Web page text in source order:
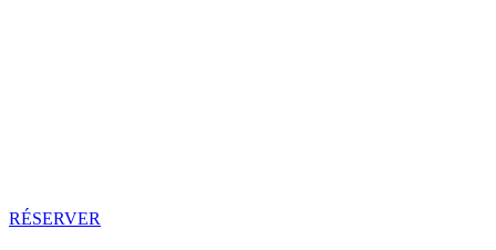
RÉSERVER